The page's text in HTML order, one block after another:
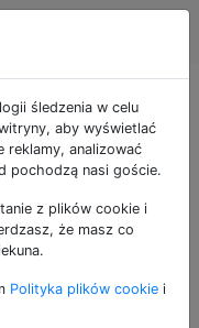
pod którą
Aby wyświetlić
tekstem przed
śledzenia w celu
aby wyświetlać
reklamy, analizować
pochodzą nasi goście.
z plików cookie i
że masz co
Polityka plików cookie i